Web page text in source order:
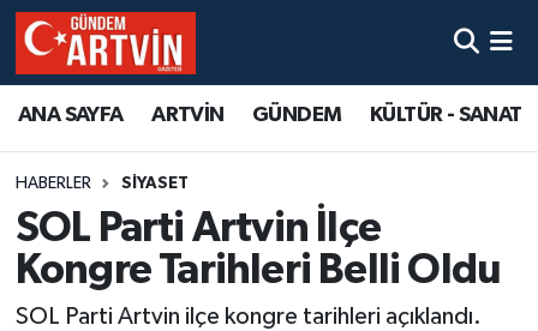
ANA SAYFA ARTVİN GÜNDEM KÜLTÜR - SANAT
HABERLER SİYASET
SOL Parti Artvin İlçe
Kongre Tarihleri Belli Oldu
SOL Parti Artvin ilçe kongre tarihleri açıklandı.